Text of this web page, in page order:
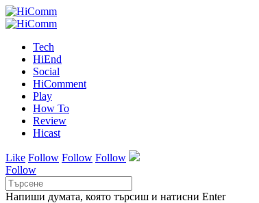
Tech
HiEnd
Social
HiComment
Play
How To
Review
Hicast
Like Follow Follow Follow
Follow
Напиши думата, която търсиш и натисни Enter